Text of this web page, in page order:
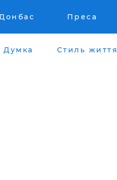
Преса
Думка Стиль життя